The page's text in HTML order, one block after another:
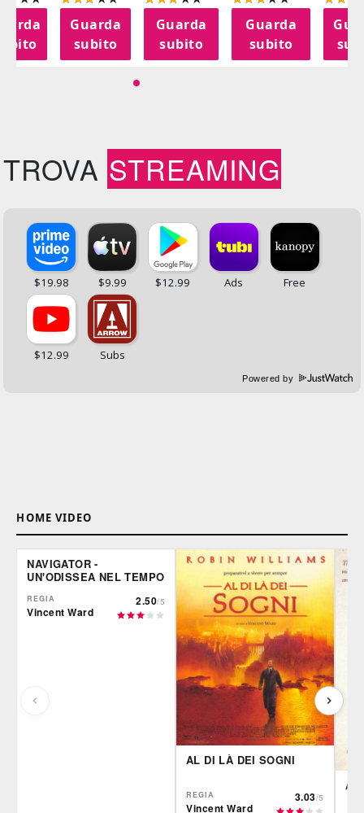
Guarda
subito
Guarda
subito
Guarda
subito
TROVA STREAMING
Powered by
HOME VIDEO
NAVIGATOR -
UN'ODISSEA NEL TEMPO
REGIA
Vincent Ward
2.50/5
AL DI LÀ DEI SOGNI
REGIA
Vincent Ward
3.03/5